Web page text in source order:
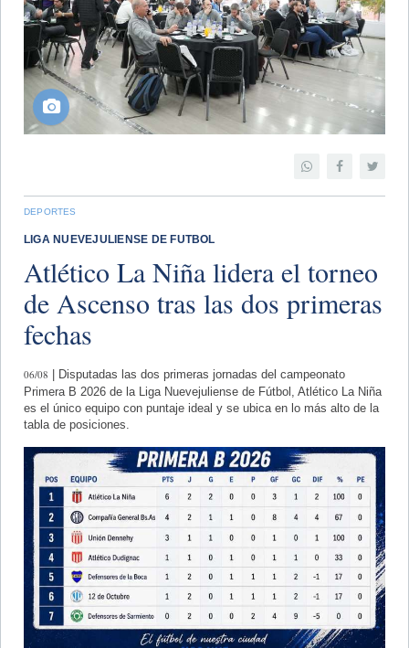
DEPORTES
LIGA NUEVEJULIENSE DE FUTBOL
Atlético La Niña lidera el torneo
de Ascenso tras las dos primeras
fechas
06/08 | Disputadas las dos primeras jornadas del campeonato
Primera B 2026 de la Liga Nuevejuliense de Fútbol, Atlético La Niña
es el único equipo con puntaje ideal y se ubica en lo más alto de la
tabla de posiciones.